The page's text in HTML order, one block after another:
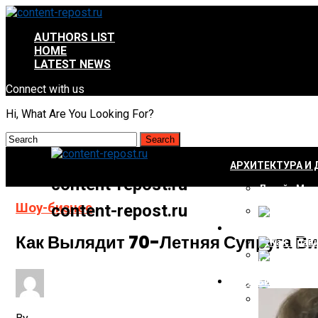
AUTHORS LIST
HOME
LATEST NEWS
Connect with us
Hi, What Are You Looking For?
content-repost.ru
content-repost.ru
АРХИТЕКТУРА И
Дизайн
Как
Свес
ШОУ-БИЗНЕС
Шоу-бизнес
Как Вылядит 70-Летняя Супруга